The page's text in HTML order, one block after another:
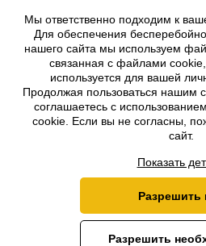
Мы ответственно подходим к
Для обеспечения
нашего сайта мы используем
связанная с файлами
используется для вашей
Продолжая пользоваться нашим
соглашаетесь с
cookie. Если вы не согласны,
сайт.
Показать
Разрешить
Разрешить